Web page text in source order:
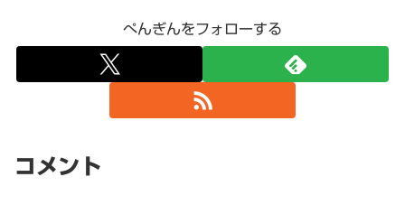
ぺんぎんをフォローする
コメント